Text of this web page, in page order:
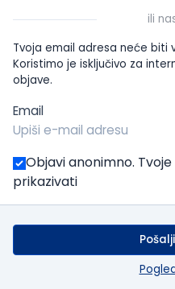
ili
Tvoja email adresa neće biti
Koristimo je isključivo za
objave.
Email
Objavi anonimno.
prikazivati